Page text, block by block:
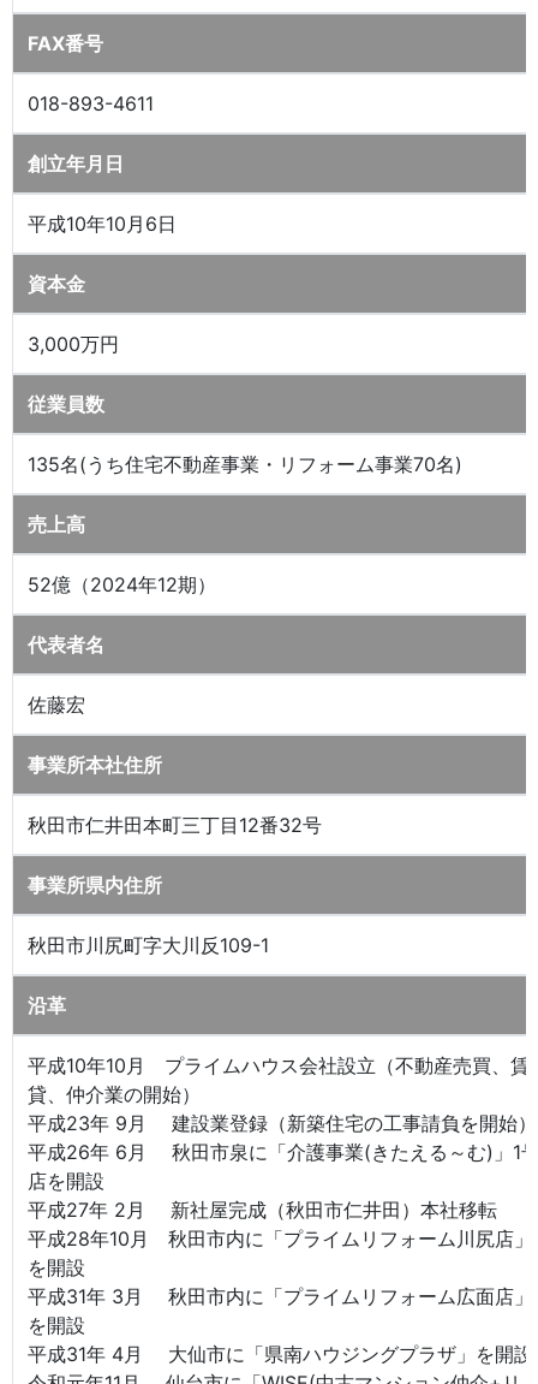
FAX番号
018-893-4611
創立年月日
平成10年10月6日
資本金
3,000万円
従業員数
135名(うち住宅不動産事業・リフォーム事業70名)
売上高
52億（2024年12期）
代表者名
佐藤宏
事業所本社住所
秋田市仁井田本町三丁目12番32号
事業所県内住所
秋田市川尻町字大川反109-1
沿革
平成10年10月 プライムハウス会社設立（不動産売買、賃
貸、仲介業の開始）
平成23年 9月 建設業登録（新築住宅の工事請負を開始）
平成26年 6月 秋田市泉に「介護事業(きたえる～む)」1
店を開設
平成27年 2月 新社屋完成（秋田市仁井田）本社移転
平成28年10月 秋田市内に「プライムリフォーム川尻店」
を開設
平成31年 3月 秋田市内に「プライムリフォーム広面店」
を開設
平成31年 4月 大仙市に「県南ハウジングプラザ」を開設